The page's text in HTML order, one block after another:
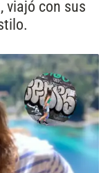
viajó con sus